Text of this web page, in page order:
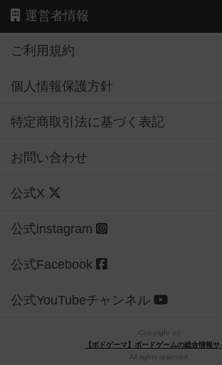
運営者情報
ご利用規約
個人情報保護方針
特定商取引法に基づく表記
お問い合わせ
公式X
公式instagram
公式Facebook
公式YouTubeチャンネル
Copyright (c)
【ボドゲーマ】ボードゲームの総合情報サ
All rights reserved.